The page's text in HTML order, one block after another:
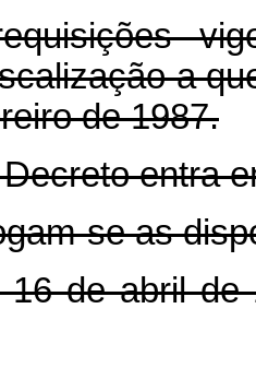
a
de 1987.
entra
se as
16 de abril de